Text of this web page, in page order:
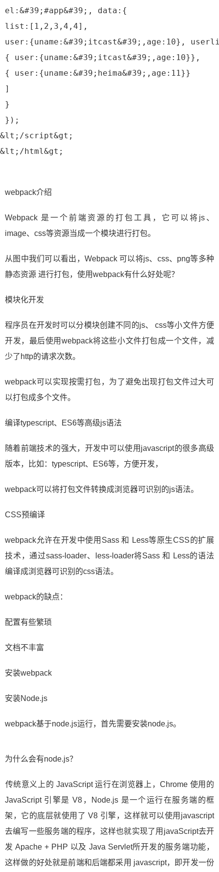
el:&#39;#app&#39;, data:{
list:[1,2,3,4,4],
user:{uname:&#39;itcast&#39;,age:10},
{ user:{uname:&#39;itcast&#39;,age:10}},
{ user:{uname:&#39;heima&#39;,age:11}}
]
}
});
&lt;/script&gt;
&lt;/html&gt;
webpack介绍
​Webpack 是一个前端资源的打包工具，它可以将js、
image、css等资源当成一个模块进行打包。
从图中我们可以看出，Webpack 可以将js、css、png等多种
静态资源 进行打包，使用webpack有什么好处呢？
模块化开发
​程序员在开发时可以分模块创建不同的js、 css等小文件方便
开发，最后使用webpack将这些小文件打包成一个文件，减
少了http的请求次数。
webpack可以实现按需打包，为了避免出现打包文件过大可
以打包成多个文件。
编译typescript、ES6等高级js语法
随着前端技术的强大，开发中可以使用javascript的很多高级
版本，比如：typescript、ES6等，方便开发，
webpack可以将打包文件转换成浏览器可识别的js语法。
CSS预编译
webpack允许在开发中使用Sass 和 Less等原生CSS的扩展
技术，通过sass-loader、less-loader将Sass 和 Less的语法
编译成浏览器可识别的css语法。
webpack的缺点：
配置有些繁琐
文档不丰富
安装webpack
安装Node.js
webpack基于node.js运行，首先需要安装node.js。
为什么会有node.js？
​传统意义上的 JavaScript 运行在浏览器上，Chrome 使用的
JavaScript 引擎是 V8，Node.js 是一个运行在服务端的框
架，它的底层就使用了 V8 引擎，这样就可以使用javascript
去编写一些服务端的程序，这样也就实现了用javaScript去开
发 Apache + PHP 以及 Java Servlet所开发的服务端功能，
这样做的好处就是前端和后端都采用 javascript，即开发一份